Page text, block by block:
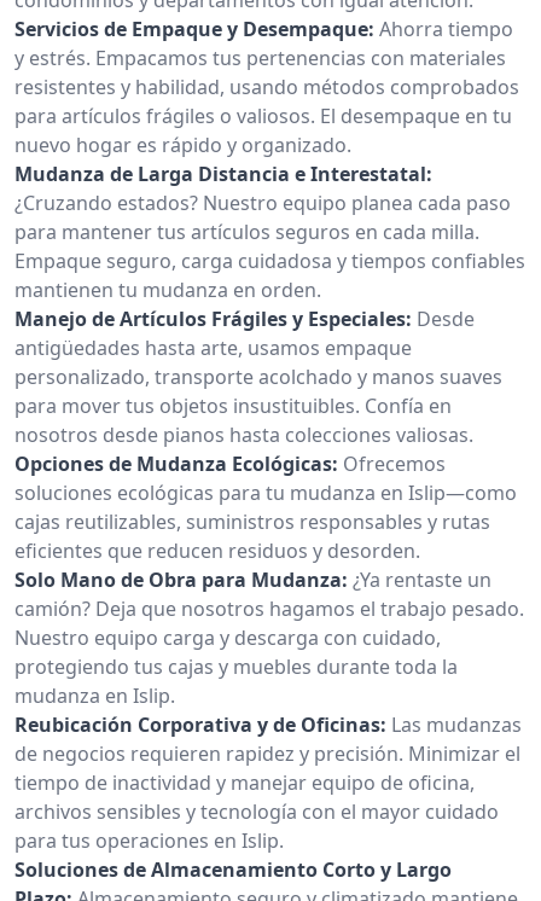
Servicios de Empaque y Desempaque: Ahorra tiempo
y estrés. Empacamos tus pertenencias con materiales
resistentes y habilidad, usando métodos comprobados
para artículos frágiles o valiosos. El desempaque en tu
nuevo hogar es rápido y organizado.
Mudanza de Larga Distancia e Interestatal:
¿Cruzando estados? Nuestro equipo planea cada paso
para mantener tus artículos seguros en cada milla.
Empaque seguro, carga cuidadosa y tiempos confiables
mantienen tu mudanza en orden.
Manejo de Artículos Frágiles y Especiales: Desde
antigüedades hasta arte, usamos empaque
personalizado, transporte acolchado y manos suaves
para mover tus objetos insustituibles. Confía en
nosotros desde pianos hasta colecciones valiosas.
Opciones de Mudanza Ecológicas: Ofrecemos
soluciones ecológicas para tu mudanza en Islip—como
cajas reutilizables, suministros responsables y rutas
eficientes que reducen residuos y desorden.
Solo Mano de Obra para Mudanza: ¿Ya rentaste un
camión? Deja que nosotros hagamos el trabajo pesado.
Nuestro equipo carga y descarga con cuidado,
protegiendo tus cajas y muebles durante toda la
mudanza en Islip.
Reubicación Corporativa y de Oficinas: Las mudanzas
de negocios requieren rapidez y precisión. Minimizar el
tiempo de inactividad y manejar equipo de oficina,
archivos sensibles y tecnología con el mayor cuidado
para tus operaciones en Islip.
Soluciones de Almacenamiento Corto y Largo